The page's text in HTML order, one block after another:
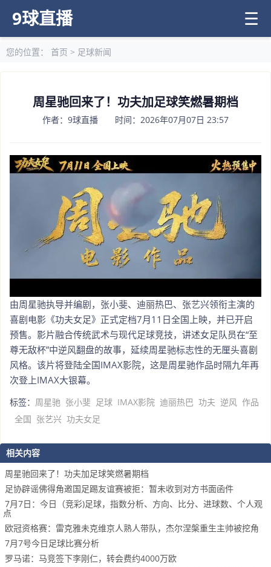
9球直播 ☰
您的位置： 首页 > 足球新闻
周星驰回来了！功夫加足球笑燃暑期档
作者：9球直播 时间：2026年07月07日 23:57
由周星驰执导并编剧，张小斐、迪丽热巴、张艺兴领衔主演的
喜剧电影《功夫女足》正式定档7月11日全国上映，并已开启
预售。影片融合传统武术与现代足球竞技，讲述女足队员在“至
尊无敌杯”中逆风翻盘的故事，延续周星驰标志性的无厘头喜剧
风格。该片将登陆全国IMAX影院，这是周星驰作品时隔九年再
次登上IMAX大银幕。
标签： 周星驰 张小斐 足球 IMAX影院 迪丽热巴 功夫 逆风 作品
全国 张艺兴 功夫女足
相关内容
周星驰回来了！功夫加足球笑燃暑期档
足协辟谣佛得角邀国足踢友谊赛被拒：暂未收到对方书面函件
7月7日：今日（竞彩)足球，指数分析、方向、比分、进球数、个人观
点
欧冠资格赛：雷克雅未克维京人熟人带队，杰尔涅槃重生主帅被挖角
7月7号今日足球比赛分析
罗马诺：马竞签下李刚仁，转会费约4000万欧